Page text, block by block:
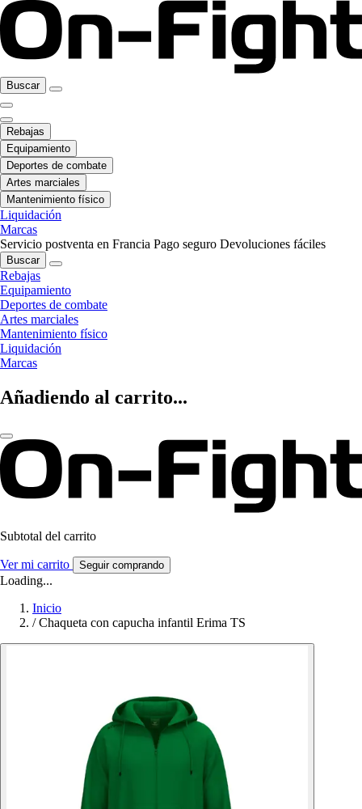
Buscar
Rebajas
Equipamiento
Deportes de combate
Artes marciales
Mantenimiento físico
Liquidación
Marcas
Servicio postventa en Francia Pago seguro Devoluciones fáciles
Buscar
Rebajas
Equipamiento
Deportes de combate
Artes marciales
Mantenimiento físico
Liquidación
Marcas
Añadiendo al carrito...
Subtotal del carrito
Ver mi carrito Seguir comprando
Loading...
Inicio
/ Chaqueta con capucha infantil Erima TS